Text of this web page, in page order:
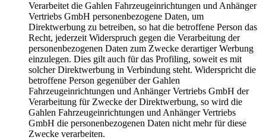
Verarbeitet die Gahlen Fahrzeugeinrichtungen und Anhänger
Vertriebs GmbH personenbezogene Daten, um
Direktwerbung zu betreiben, so hat die betroffene Person das
Recht, jederzeit Widerspruch gegen die Verarbeitung der
personenbezogenen Daten zum Zwecke derartiger Werbung
einzulegen. Dies gilt auch für das Profiling, soweit es mit
solcher Direktwerbung in Verbindung steht. Widerspricht die
betroffene Person gegenüber der Gahlen
Fahrzeugeinrichtungen und Anhänger Vertriebs GmbH der
Verarbeitung für Zwecke der Direktwerbung, so wird die
Gahlen Fahrzeugeinrichtungen und Anhänger Vertriebs
GmbH die personenbezogenen Daten nicht mehr für diese
Zwecke verarbeiten.